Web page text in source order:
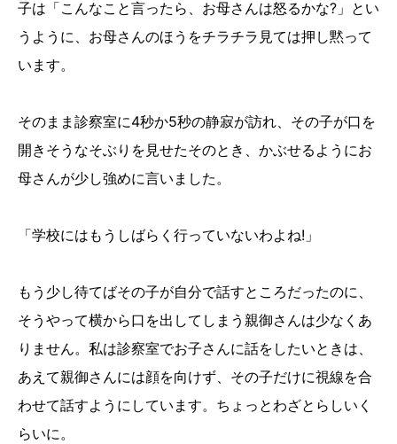
子は「こんなこと言ったら、お母さんは怒るかな?」とい
うように、お母さんのほうをチラチラ見ては押し黙って
います。
そのまま診察室に4秒か5秒の静寂が訪れ、その子が口を
開きそうなそぶりを見せたそのとき、かぶせるようにお
母さんが少し強めに言いました。
「学校にはもうしばらく行っていないわよね!」
もう少し待てばその子が自分で話すところだったのに、
そうやって横から口を出してしまう親御さんは少なくあ
りません。私は診察室でお子さんに話をしたいときは、
あえて親御さんには顔を向けず、その子だけに視線を合
わせて話すようにしています。ちょっとわざとらしいく
らいに。